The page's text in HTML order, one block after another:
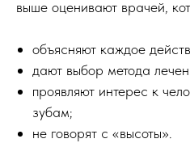
выше оценивают врачей,
объясняют каждое
дают выбор метода
проявляют интерес к
зубам;
не говорят с «высоты».